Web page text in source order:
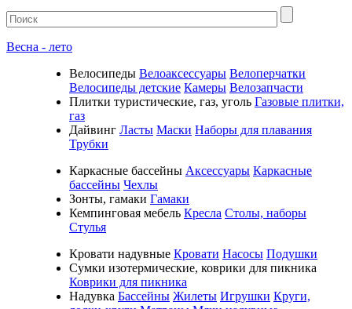
Весна - лето
Велосипеды Велоаксессуары Велоперчатки
Велосипеды детские Камеры Велозапчасти
Плитки туристические, газ, уголь Газовые плитки,
газ
Дайвинг Ласты Маски Наборы для плавания
Трубки
Каркасные бассейны Аксессуары Каркасные
бассейны Чехлы
Зонты, гамаки Гамаки
Кемпинговая мебель Кресла Столы, наборы
Стулья
Кровати надувные Кровати Насосы Подушки
Cумки изотермические, коврики для пикника
Коврики для пикника
Надувка Бассейны Жилеты Игрушки Круги,